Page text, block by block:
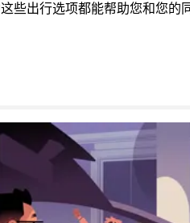
些出行选项都能帮助您和您的